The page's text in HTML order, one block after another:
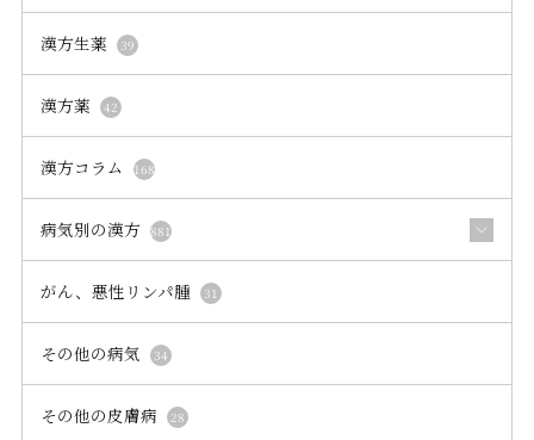
漢方生薬 39
漢方薬 42
漢方コラム 168
病気別の漢方 881
がん、悪性リンパ腫 31
その他の病気 34
その他の皮膚病 28